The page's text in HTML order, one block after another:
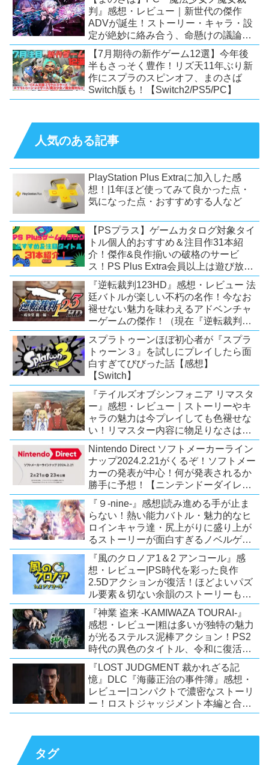
判』感想・レビュー｜新世代の傑作
ADVが誕生！ストーリー・キャラ・設
定が絶妙に絡み合う、命懸けの議論ミ
ステリー【PC/Switch】
【7月期待の新作ゲーム12選】今年後
半もさっそく豊作！リズ天11年ぶり新
作にスプラのスピンオフ、まのさば
Switch版も！【Switch2/PS5/PC】
人気のある記事
PlayStation Plus Extraに加入した感
想！|1年ほど使ってみて良かった点・
気になった点・おすすめする人など
【PSプラス】ゲームカタログ対象タイ
トル個人的おすすめ＆注目作31本紹
介！傑作&良作揃いの破格のサービ
ス！PS Plus Extra会員以上は遊び放
題！【2026年7月時点】【PS5/PS4】
『逆転裁判123HD』感想・レビュー 法
廷バトルが楽しい不朽の名作！今なお
褪せない魅力を味わえるアドベンチャ
ーゲームの傑作！（現在『逆転裁判
123 成歩堂セレクション』が配信中）
スプラトゥーンほぼ初心者が『スプラ
トゥーン３』を試しにプレイしたら面
白すぎてびびった話【感想】
【Switch】
『テイルズオブシンフォニア リマスタ
ー』感想・レビュー｜ストーリーやキ
ャラの魅力は今プレイしても色褪せな
い！リマスター内容に物足りなさはあ
るが、プレイする価値のあるシリーズ
の人気作【Switch/PS4/Xone】
Nintendo Direct ソフトメーカーライン
ナップ2024.2.21がくるぞ！ソフトメー
カーの発表が中心！何が発表されるか
勝手に予想！【ニンテンドーダイレク
ト予想】
『９-nine-』感想|読み進める手が止ま
らない！熱い能力バトル・魅力的なヒ
ロインキャラ達・尻上がりに盛り上が
るストーリーが面白すぎるノベルゲ
ー！【PC/Steam/Switch/PS4】
『風のクロノア1＆2 アンコール』感
想・レビュー|PS時代を彩った良作
2.5Dアクションが復活！ほどよいパズ
ル要素＆切ない余韻のストーリーも魅
力！【Switch/PS5/PS4/Xbox
X|S/Xone/PC】
『神業 盗来 -KAMIWAZA TOURAI-』
感想・レビュー|粗は多いが独特の魅力
が光るステルス泥棒アクション！PS2
時代の異色のタイトル、令和に復活！
【Switch/PS4/Steam】
『LOST JUDGMENT 裁かれざる記
憶』DLC『海藤正治の事件簿』感想・
レビュー|コンパクトで濃密なストーリ
ー！ロストジャッジメント本編と合わ
せておすすめの満足度の高いDLC！
タグ